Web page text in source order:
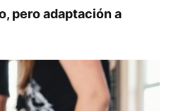
pero adaptación a